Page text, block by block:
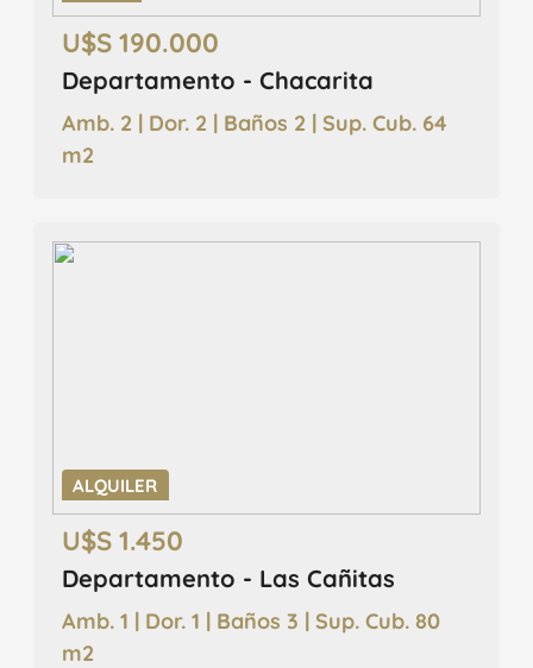
U$S 190.000
Departamento - Chacarita
Amb. 2 | Dor. 2 | Baños 2 | Sup. Cub. 64
m2
ALQUILER
U$S 1.450
Departamento - Las Cañitas
Amb. 1 | Dor. 1 | Baños 3 | Sup. Cub. 80
m2